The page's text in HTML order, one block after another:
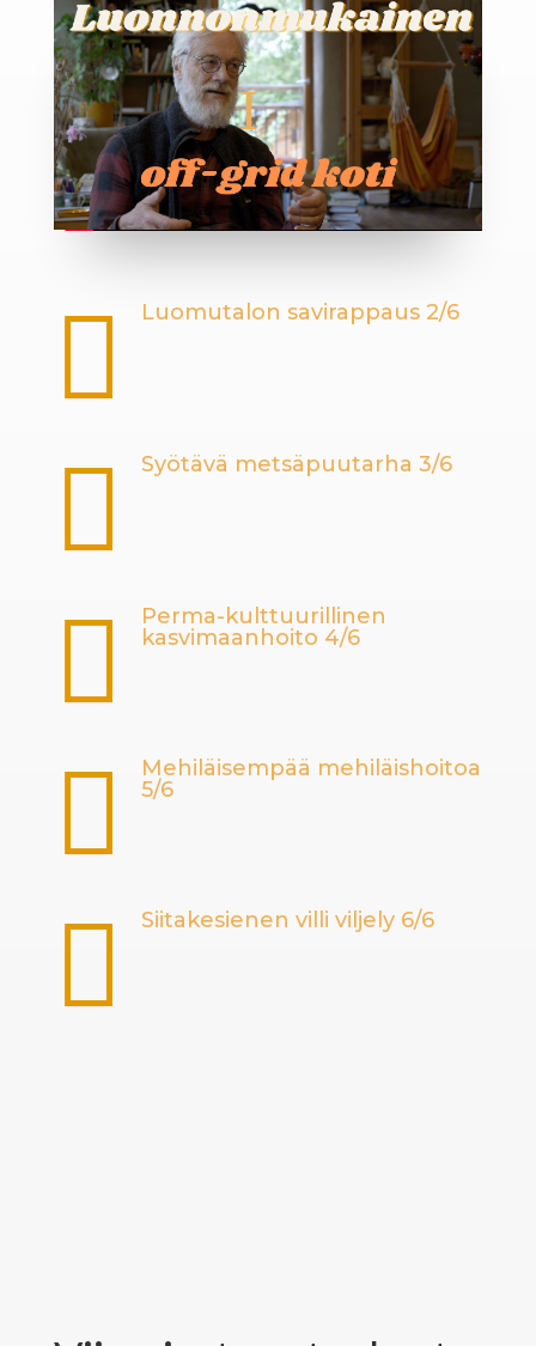
 Luomutalon savirappaus 2/6
 Syötävä metsäpuutarha 3/6

Perma-kulttuurillinen
kasvimaanhoito 4/6

Mehiläisempää mehiläishoitoa
5/6
 Siitakesienen villi viljely 6/6